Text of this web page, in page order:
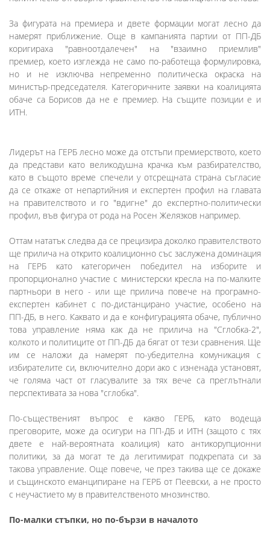
За фигурата на премиера и двете формации могат лесно да
намерят приближение. Още в кампанията партии от ПП-ДБ
коригираха "равноотдалечен" на "взаимно приемлив"
премиер, което изглежда не само по-работеща формулировка,
но и не изключва непременно политическа окраска на
министър-председателя. Категоричните заявки на коалицията
обаче са Борисов да не е премиер. На същите позиции е и
ИТН.
Лидерът на ГЕРБ лесно може да отстъпи премиерството, което
да представи като великодушна крачка към разбирателство,
като в същото време спечели у отсрещната страна съгласие
да се откаже от непартийния и експертен профил на главата
на правителството и го "вдигне" до експертно-политически
профил, във фигура от рода на Росен Желязков например.
Оттам нататък следва да се прецизира доколко правителството
ще прилича на открито коалиционно със заслужена доминация
на ГЕРБ като категоричен победител на изборите и
пропорционално участие с министерски кресла на по-малките
партньори в него - или ще прилича повече на програмно-
експертен кабинет с по-дистанцирано участие, особено на
ПП-ДБ, в него. Каквато и да е конфигурацията обаче, публично
това управление няма как да не прилича на "Сглобка-2",
колкото и политиците от ПП-ДБ да бягат от тези сравнения. Ще
им се наложи да намерят по-убедителна комуникация с
избирателите си, включително дори ако с изненада установят,
че голяма част от гласувалите за тях вече са преглътнали
перспективата за нова "сглобка".
По-същественият въпрос е какво ГЕРБ, като водеща
преговорите, може да осигури на ПП-ДБ и ИТН (защото с тях
двете е най-вероятната коалиция) като антикорупционни
политики, за да могат те да легитимират подкрепата си за
такова управление. Още повече, че през такива ще се докаже
и същинското еманципиране на ГЕРБ от Пеевски, а не просто
с неучастието му в правителственото мнозинство.
По-малки стъпки, но по-бързи в началото